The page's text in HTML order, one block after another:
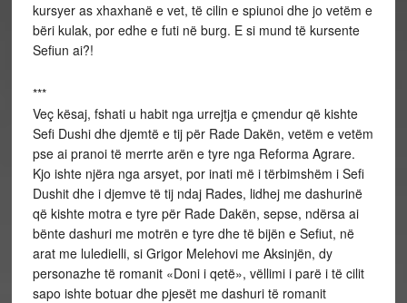
kursyer as xhaxhanë e vet, të cilin e spiunoi dhe jo vetëm e
bëri kulak, por edhe e futi në burg. E si mund të kursente
Sefiun ai?!
***
Veç kësaj, fshati u habit nga urrejtja e çmendur që kishte
Sefi Dushi dhe djemtë e tij për Rade Dakën, vetëm e vetëm
pse ai pranoi të merrte arën e tyre nga Reforma Agrare.
Kjo ishte njëra nga arsyet, por inati më i tërbimshëm i Sefi
Dushit dhe i djemve të tij ndaj Rades, lidhej me dashurinë
që kishte motra e tyre për Rade Dakën, sepse, ndërsa ai
bënte dashuri me motrën e tyre dhe të bijën e Sefiut, në
arat me luledielli, si Grigor Melehovi me Aksinjën, dy
personazhe të romanit «Doni i qetë», vëllimi i parë i të cilit
sapo ishte botuar dhe pjesët me dashuri të romanit